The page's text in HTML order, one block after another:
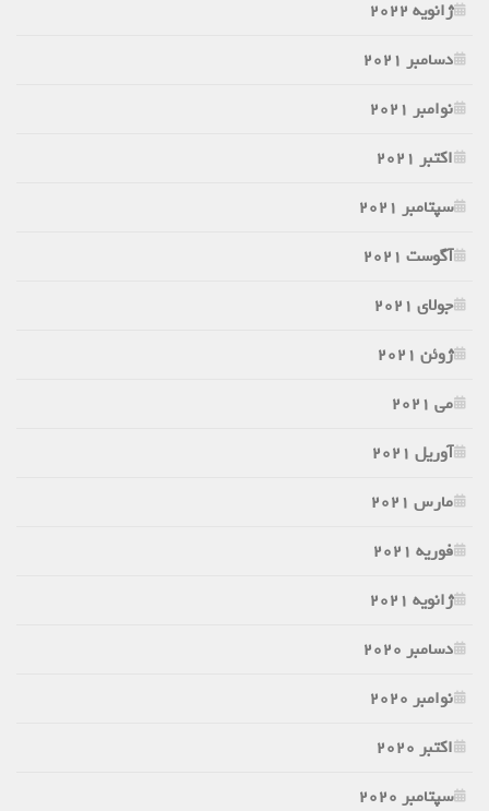
ژانویه 2022
دسامبر 2021
نوامبر 2021
اکتبر 2021
سپتامبر 2021
آگوست 2021
جولای 2021
ژوئن 2021
می 2021
آوریل 2021
مارس 2021
فوریه 2021
ژانویه 2021
دسامبر 2020
نوامبر 2020
اکتبر 2020
سپتامبر 2020